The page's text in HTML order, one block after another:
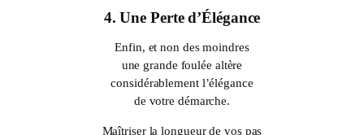
4. Une Perte d’Élégance
Enfin, et non des moindres
une grande foulée altère
considérablement l’élégance
de votre démarche.
Maîtriser la longueur de vos pas